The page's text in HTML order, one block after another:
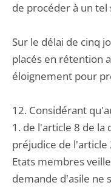
de procéder à un tel
Sur le délai de cinq
placés en rétention
éloignement pour
12. Considérant
1. de l'article 8 de la
préjudice de l'article
Etats membres
demande d'asile ne